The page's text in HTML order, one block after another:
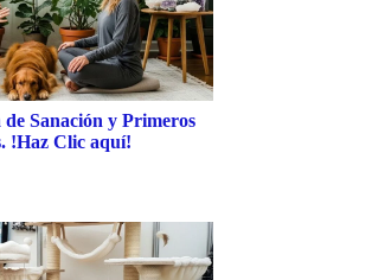
Sanación y Primeros
!Haz Clic aquí!